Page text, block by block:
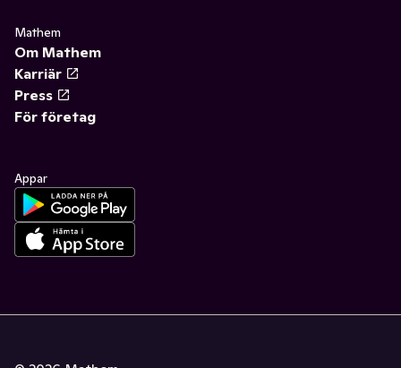
Mathem
Om Mathem
Karriär
Press
För företag
Appar